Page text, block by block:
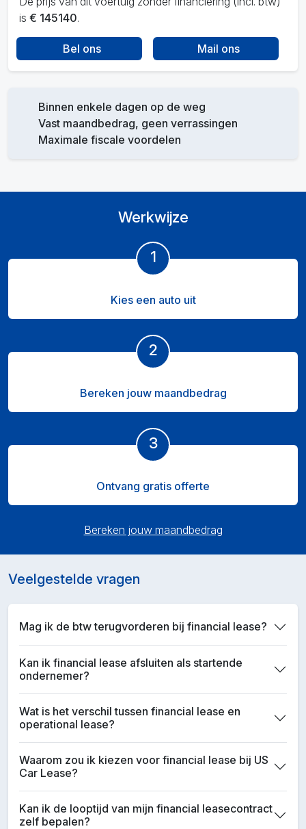
is € 145140.
Bel ons Mail ons
Binnen enkele dagen op de weg
Vast maandbedrag, geen verrassingen
Maximale fiscale voordelen
Werkwijze
1
Kies een auto uit
2
Bereken jouw maandbedrag
3
Ontvang gratis offerte
Bereken jouw maandbedrag
Veelgestelde vragen
Mag ik de btw terugvorderen bij financial lease?
Kan ik financial lease afsluiten als startende
ondernemer?
Wat is het verschil tussen financial lease en
operational lease?
Waarom zou ik kiezen voor financial lease bij US
Car Lease?
Kan ik de looptijd van mijn financial leasecontract
zelf bepalen?